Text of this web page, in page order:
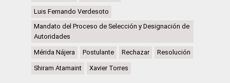
Luis Fernando Verdesoto
Mandato del Proceso de Selección y Designación de
Autoridades
Mérida Nájera Postulante Rechazar Resolución
Shiram Atamaint Xavier Torres